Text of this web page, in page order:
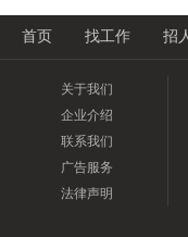
首页 找工作 招
关于我们
企业介绍
联系我们
广告服务
法律声明